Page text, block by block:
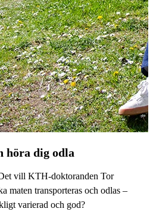
höra dig odla
vill KTH-doktoranden Tor
maten transporteras och odlas –
varierad och god?